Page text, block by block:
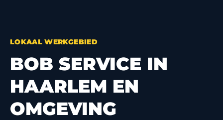
LOKAAL WERKGEBIED
BOB SERVICE IN
HAARLEM EN
OMGEVING